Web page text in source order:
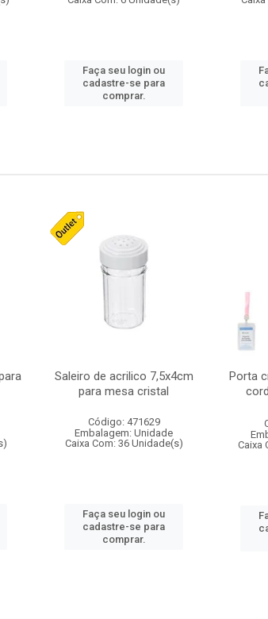
Faça seu login ou
cadastre-se para
comprar.
Saleiro de acrilico 7,5x4cm
para mesa cristal
Código: 471629
Embalagem: Unidade
Caixa Com: 36 Unidade(s)
Faça seu login ou
cadastre-se para
comprar.
Porta
Caixa